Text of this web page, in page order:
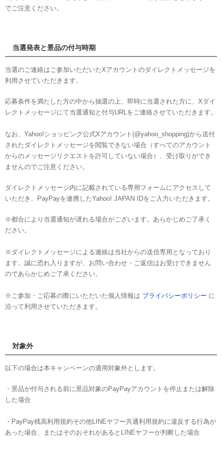
でご注意ください。
当選発表と景品の付与時期
当選のご連絡はご参加いただいたXアカウントのダイレクトメッセージを
利用させていただきます。
応募条件を満たした方の中から抽選の上、即時に当選された方に、Xダイ
レクトメッセージにて当選通知と付与URLをご連絡させていただきます。
なお、Yahoo!ショッピング公式Xアカウント(@yahoo_shopping)から送付
されたダイレクトメッセージを閲覧できない場合（すべてのアカウント
からのメッセージリクエストを許可していない場合）、受け取りができ
ませんのでご注意ください。
ダイレクトメッセージ内に記載されている専用フォームにアクセスして
いただき、PayPayを連携したYahoo! JAPAN IDをご入力いただきます。
※都合により当選通知が遅れる場合がございます。あらかじめご了承く
ださい。
※ダイレクトメッセージによる連絡は当社からの送信専用となっており
ます。誠に恐れ入りますが、お問い合わせ・ご返信はお受けできません
のであらかじめご了承ください。
※ご参加・ご応募の際にいただいた個人情報は プライバシーポリシー に
沿って利用させていただきます。
対象外
以下の場合は本キャンペーンの適用対象外とします。
・景品が付与される前に景品対象のPayPayアカウントを停止または解除
した場合
・PayPay残高利用規約その他LINEヤフー共通利用規約に違反する行為が
あった場合、またはそのおそれがあるとLINEヤフーが判断した場合